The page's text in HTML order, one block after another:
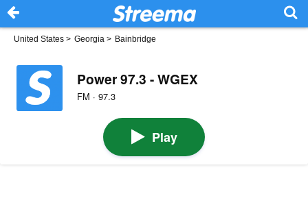
United States > Georgia > Bainbridge
Power 97.3 - WGEX
FM · 97.3
Play